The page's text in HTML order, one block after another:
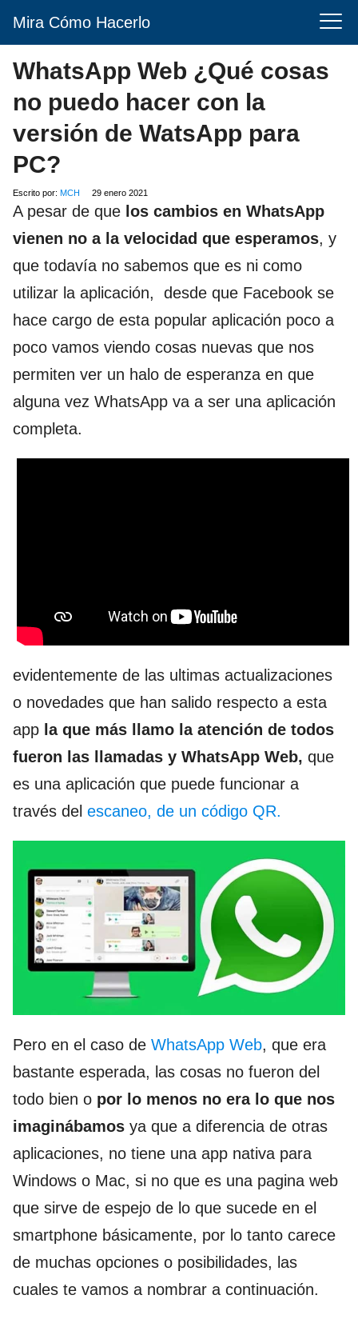
Mira Cómo Hacerlo
WhatsApp Web ¿Qué cosas
no puedo hacer con la
versión de WatsApp para
PC?
Escrito por: MCH 29 enero 2021
A pesar de que los cambios en WhatsApp
vienen no a la velocidad que esperamos, y
que todavía no sabemos que es ni como
utilizar la aplicación, desde que Facebook se
hace cargo de esta popular aplicación poco a
poco vamos viendo cosas nuevas que nos
permiten ver un halo de esperanza en que
alguna vez WhatsApp va a ser una aplicación
completa.
evidentemente de las ultimas actualizaciones
o novedades que han salido respecto a esta
app la que más llamo la atención de todos
fueron las llamadas y WhatsApp Web, que
es una aplicación que puede funcionar a
través del escaneo, de un código QR.
Pero en el caso de WhatsApp Web, que era
bastante esperada, las cosas no fueron del
todo bien o por lo menos no era lo que nos
imaginábamos ya que a diferencia de otras
aplicaciones, no tiene una app nativa para
Windows o Mac, si no que es una pagina web
que sirve de espejo de lo que sucede en el
smartphone básicamente, por lo tanto carece
de muchas opciones o posibilidades, las
cuales te vamos a nombrar a continuación.